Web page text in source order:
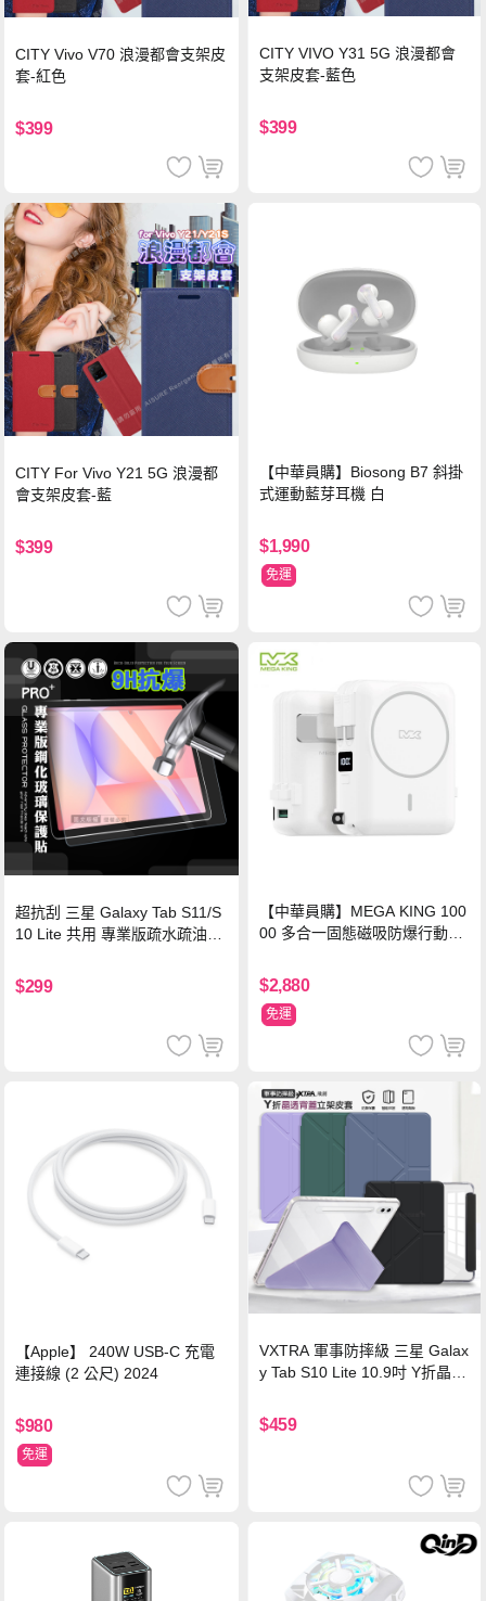
CITY Vivo V70 浪漫都會支架皮
套-紅色
$399
CITY VIVO Y31 5G 浪漫都會
支架皮套-藍色
$399
CITY For Vivo Y21 5G 浪漫都
會支架皮套-藍
$399
【中華員購】Biosong B7 斜掛
式運動藍芽耳機 白
$1,990
免運
超抗刮 三星 Galaxy Tab S11/S
10 Lite 共用 專業版疏水疏油9H
$299
【中華員購】MEGA KING 100
00 多合一固態磁吸防爆行動電
$2,880
免運
【Apple】 240W USB-C 充電
連接線 (2 公尺) 2024
$980
免運
VXTRA 軍事防摔級 三星 Galax
y Tab S10 Lite 10.9吋 Y折晶透
$459